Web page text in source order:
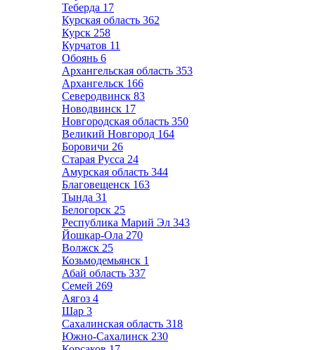
Теберда 17
Курская область 362
Курск 258
Курчатов 11
Обоянь 6
Архангельская область 353
Архангельск 166
Северодвинск 83
Новодвинск 17
Новгородская область 350
Великий Новгород 164
Боровичи 26
Старая Русса 24
Амурская область 344
Благовещенск 163
Тында 31
Белогорск 25
Республика Марий Эл 343
Йошкар-Ола 270
Волжск 25
Козьмодемьянск 1
Абай область 337
Семей 269
Аягоз 4
Шар 3
Сахалинская область 318
Южно-Сахалинск 230